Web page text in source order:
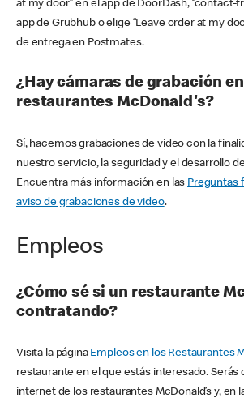
at my door” en el app de DoorDash, “contact-
app de Grubhub o elige “Leave order at my
de entrega en Postmates.
¿Hay cámaras de grabación
restaurantes McDonald's?
Sí, hacemos grabaciones de video con la
nuestro servicio, la seguridad y el desarrollo
Encuentra más información en las Preguntas
aviso de grabaciones de video.
Empleos
¿Cómo sé si un restaurante
contratando?
Visita la página Empleos en los Restaurantes
restaurante en el que estás interesado. Serás
internet de los restaurantes McDonald’s y, en